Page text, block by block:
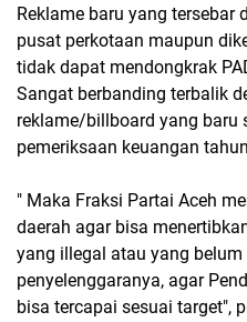
Reklame baru yang tersebar
pusat perkotaan maupun
tidak dapat mendongkrak
Sangat berbanding terbalik
reklame/billboard yang baru
pemeriksaan keuangan
" Maka Fraksi Partai Aceh
daerah agar bisa
yang illegal atau yang
penyelenggaranya, agar
bisa tercapai sesuai target",